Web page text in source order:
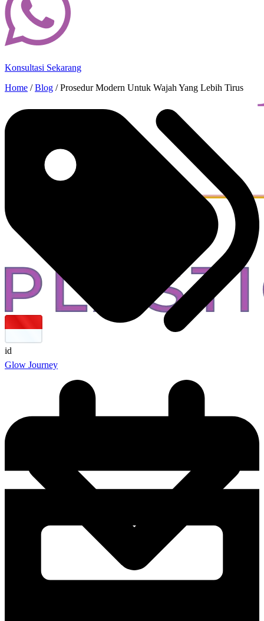
id
Konsultasi Sekarang
Home /Blog /Prosedur Modern Untuk Wajah Yang Lebih Tirus
Glow Journey